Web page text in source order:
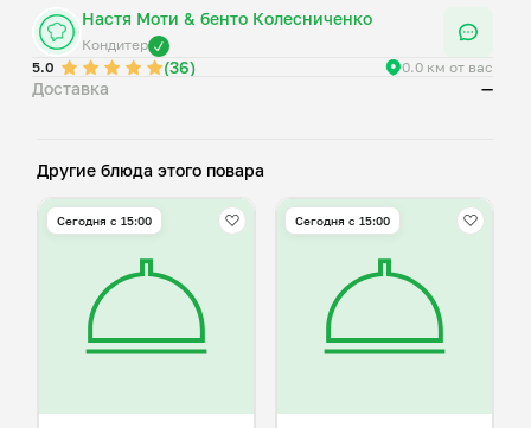
творожный сыр, сливочное масло, краситель.
2. Молочный ломтик: какао-порошок, мука, сахар, яйца,
молоко, сода, растительное масло, разрыхлитель, мед,
белый шоколад, сливочное масло, творожный сыр,
Настя Моти & бенто Колесниченко
Кондитер
5.0
(36) 0.0 км от вас
Доставка —
Другие блюда этого повара
Сегодня с 15:00 Сегодня с 15:00